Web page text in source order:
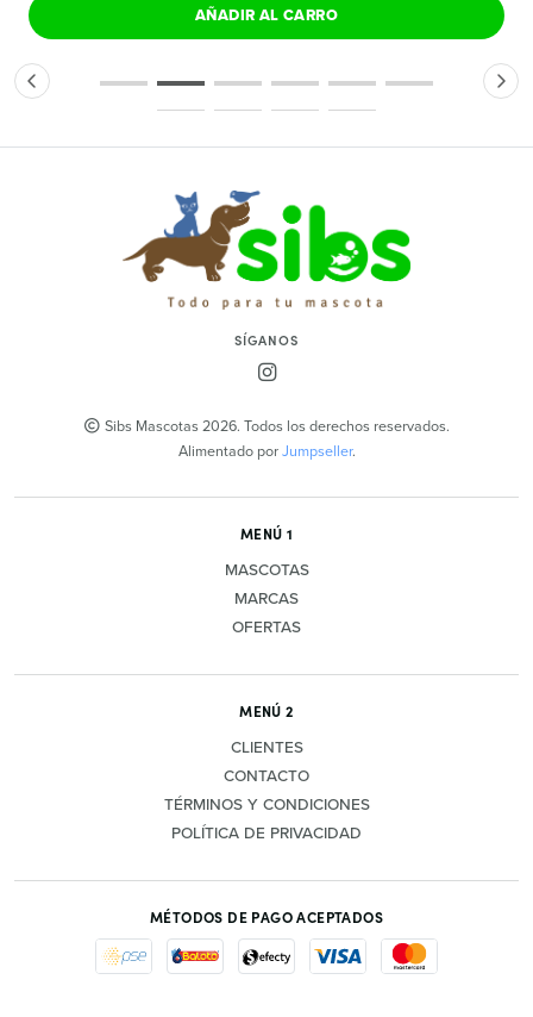
AÑADIR AL CARRO
SÍGANOS
Sibs Mascotas 2026. Todos los derechos reservados.
Alimentado porJumpseller.
MENÚ 1
MASCOTAS
MARCAS
OFERTAS
MENÚ 2
CLIENTES
CONTACTO
TÉRMINOS Y CONDICIONES
POLÍTICA DE PRIVACIDAD
MÉTODOS DE PAGO ACEPTADOS